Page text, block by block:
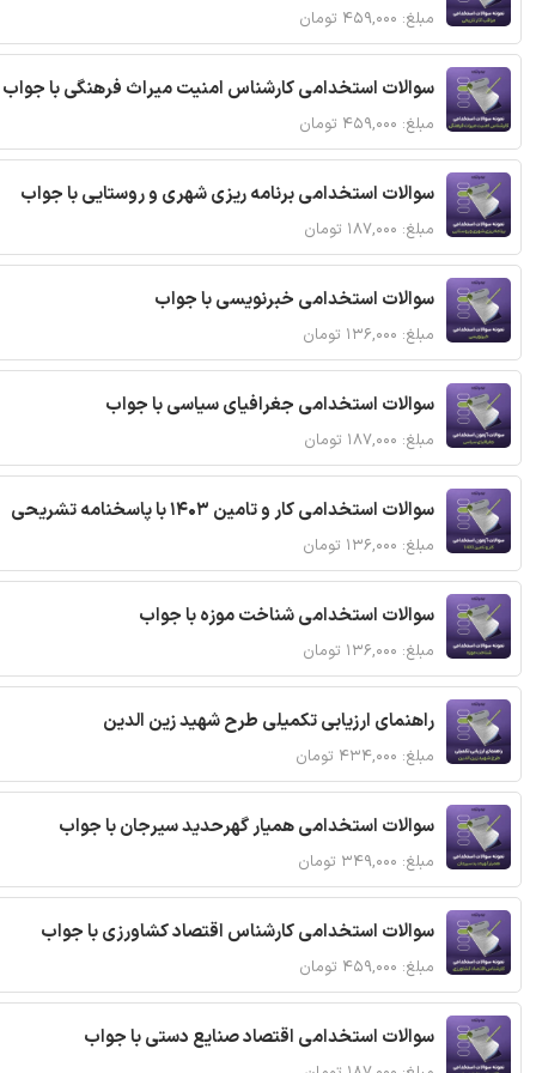
مبلغ: ۴۵۹,۰۰۰ تومان
سوالات استخدامی کارشناس امنیت میراث فرهنگی با جواب
مبلغ: ۴۵۹,۰۰۰ تومان
سوالات استخدامی برنامه ریزی شهری و روستایی با جواب
مبلغ: ۱۸۷,۰۰۰ تومان
سوالات استخدامی خبرنویسی با جواب
مبلغ: ۱۳۶,۰۰۰ تومان
سوالات استخدامی جغرافیای سیاسی با جواب
مبلغ: ۱۸۷,۰۰۰ تومان
سوالات استخدامی کار و تامین 1403 با پاسخنامه تشریحی
مبلغ: ۱۳۶,۰۰۰ تومان
سوالات استخدامی شناخت موزه با جواب
مبلغ: ۱۳۶,۰۰۰ تومان
راهنمای ارزیابی تکمیلی طرح شهید زین الدین
مبلغ: ۴۳۴,۰۰۰ تومان
سوالات استخدامی همیار گهرحدید سیرجان با جواب
مبلغ: ۳۴۹,۰۰۰ تومان
سوالات استخدامی کارشناس اقتصاد کشاورزی با جواب
مبلغ: ۴۵۹,۰۰۰ تومان
سوالات استخدامی اقتصاد صنایع دستی با جواب